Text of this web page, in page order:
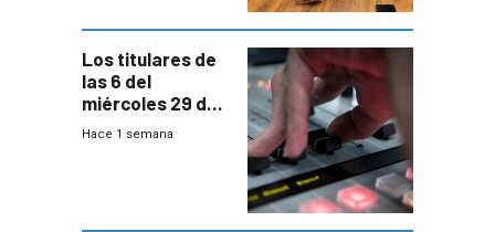
Los titulares de
las 6 del
miércoles 29 de
julio de 2026
Hace 1 semana